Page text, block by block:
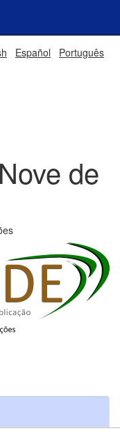
Español Português
de